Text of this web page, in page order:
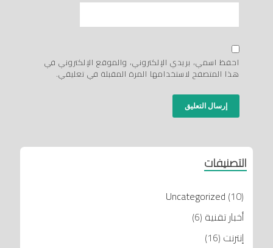
احفظ اسمي، بريدي الإلكتروني، والموقع الإلكتروني في
هذا المتصفح لاستخدامها المرة المقبلة في تعليقي.
التصنيفات
Uncategorized (10)
أخبار تقنية (6)
إنترنت (16)